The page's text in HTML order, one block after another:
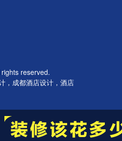
reserved.
，成都酒店设计，酒店